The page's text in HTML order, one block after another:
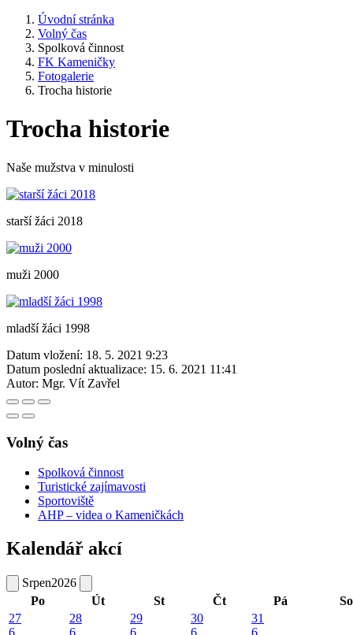
Úvodní stránka
Volný čas
Spolková činnost
FK Kameničky
Fotogalerie
Trocha historie
Trocha historie
Naše mužstva v minulosti
starší žáci 2018
muži 2000
mladší žáci 1998
Datum vložení: 18. 5. 2021 9:23
Datum poslední aktualizace: 15. 6. 2021 11:41
Autor: Mgr. Vít Zavřel
Volný čas
Spolková činnost
Turistické zajímavosti
Sportoviště
AHP – videa o Kameničkách
Kalendář akcí
Srpen2026
Po
Út St Čt Pá
So
27
28
29
30
31